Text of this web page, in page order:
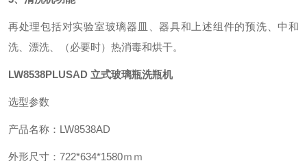
再处理包括对实验室玻璃器皿、器具和上述组件的预洗、中和
洗、漂洗、（必要时）热消毒和烘干。
LW8538PLUSAD 立式玻璃瓶洗瓶机
选型参数
产品名称：LW8538AD
外形尺寸：722*634*1580ｍｍ